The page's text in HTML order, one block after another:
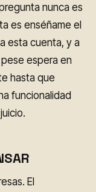
nunca es
es enséñame el
esta cuenta, y a
espera en
hasta que
funcionalidad
El